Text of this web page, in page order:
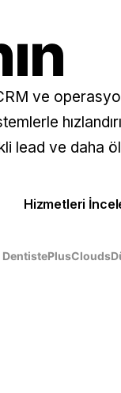
ve
lead ve daha
Hizmetleri
DentistePlusClouds